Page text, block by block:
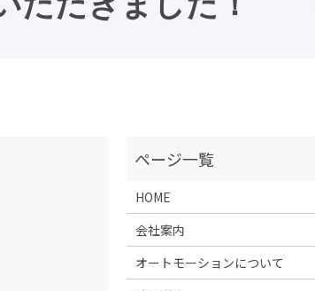
HOME
会社案内
オートモーションについて